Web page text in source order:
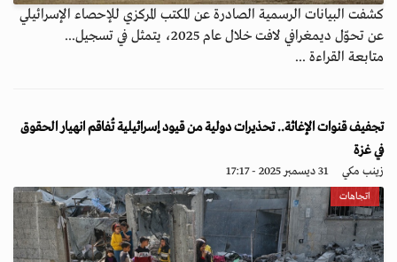
كشفت البيانات الرسمية الصادرة عن المكتب المركزي للإحصاء الإسرائيلي
عن تحوّل ديمغرافي لافت خلال عام 2025، يتمثل في تسجيل...
متابعة القراءة ...
تجفيف قنوات الإغاثة.. تحذيرات دولية من قيود إسرائيلية تُفاقم انهيار الحقوق
في غزة
زينب مكي 31 ديسمبر 2025 - 17:17
اتجاهات